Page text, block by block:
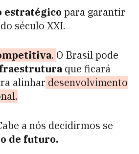
estratégico para garantir
século XXI.
. O Brasil pode
que ficará
alinhar desenvolvimento
a nós decidirmos se
de futuro.